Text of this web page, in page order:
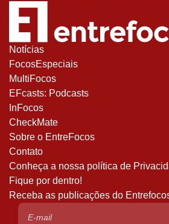
Notícias
FocosEspeciais
MultiFocos
EFcasts: Podcasts
InFocos
CheckMate
Sobre o EntreFocos
Contato
Conheça a nossa política de
Fique por dentro!
Receba as publicações do